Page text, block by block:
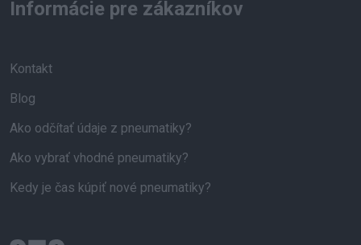
Informácie pre zákazníkov
Kontakt
Blog
Ako odčítať údaje z pneumatiky?
Ako vybrať vhodné pneumatiky?
Kedy je čas kúpiť nové pneumatiky?